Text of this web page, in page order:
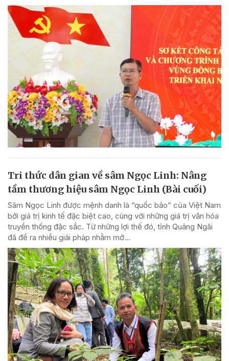
Tri thức dân gian về sâm Ngọc Linh: Nâng
tầm thương hiệu sâm Ngọc Linh (Bài cuối)
Sâm Ngọc Linh được mệnh danh là “quốc bảo” của Việt Nam
bởi giá trị kinh tế đặc biệt cao, cùng với những giá trị văn hóa
truyền thống đặc sắc. Từ những lợi thế đó, tỉnh Quảng Ngãi
đã đề ra nhiều giải pháp nhằm mở...